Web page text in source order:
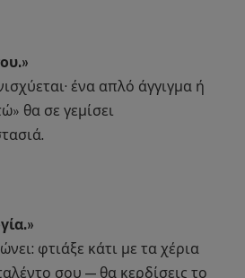
ένα απλό άγγιγμα ή
θα σε γεμίσει
φτιάξε κάτι με τα χέρια
σου — θα κερδίσεις το